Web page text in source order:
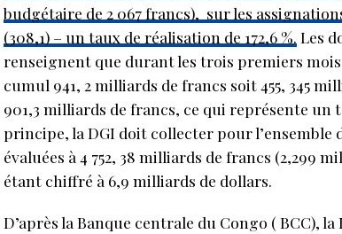
budgétaire de 2 067 francs), sur les
(308,1) – un taux de réalisation de 172,6 %. Les
renseignent que durant les trois premiers mois
cumul 941, 2 milliards de francs soit 455, 345
901,3 milliards de francs, ce qui représente un
principe, la DGI doit collecter pour l’ensemble
évaluées à 4 752, 38 milliards de francs (2,299
étant chiffré à 6,9 milliards de dollars.
D’après la Banque centrale du Congo ( BCC),